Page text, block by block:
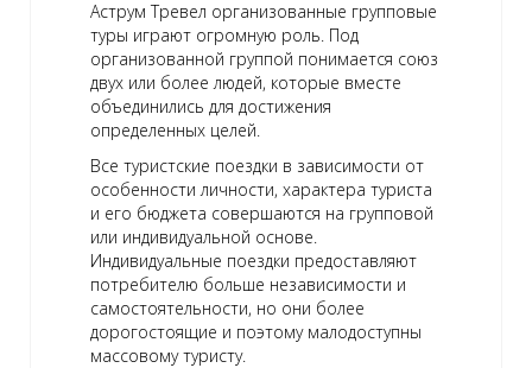
Аструм Тревел организованные групповые
туры играют огромную роль. Под
организованной группой понимается союз
двух или более людей, которые вместе
объединились для достижения
определенных целей.
Все туристские поездки в зависимости от
особенности личности, характера туриста
и его бюджета совершаются на групповой
или индивидуальной основе.
Индивидуальные поездки предоставляют
потребителю больше независимости и
самостоятельности, но они более
дорогостоящие и поэтому малодоступны
массовому туристу.